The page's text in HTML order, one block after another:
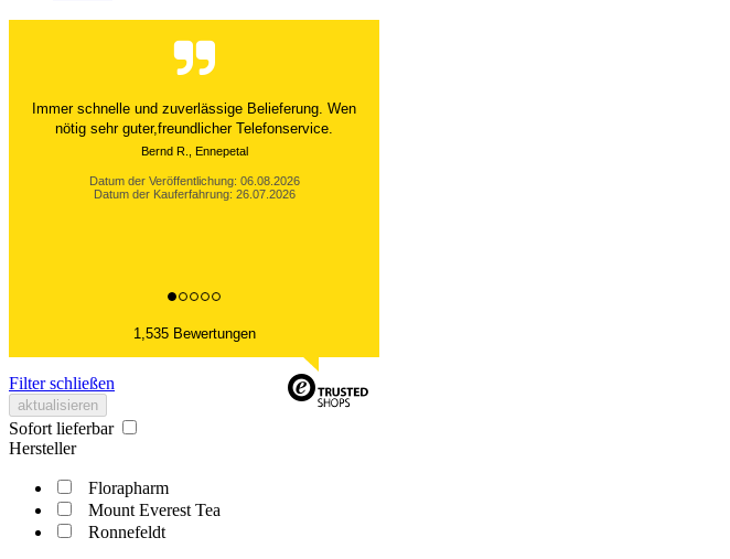
Der Versand ist immer innerhalb von 24 Stunden
abgewickelt. Grossartig. Ich liebe die 1kg
Alubeutel.
Datum der Veröffentlichung: 06.08.2026
Datum der Kauferfahrung: 27.07.2026
1,535 Bewertungen
Filter schließen
aktualisieren
Sofort lieferbar
Hersteller
Florapharm
Mount Everest Tea
Ronnefeldt